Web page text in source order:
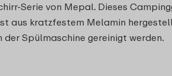
Serie von Mepal. Dieses
aus kratzfestem Melamin
Spülmaschine gereinigt werden.